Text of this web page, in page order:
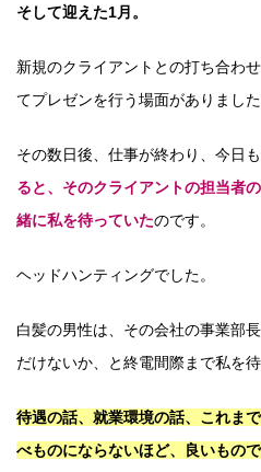
そして迎えた1月。
新規のクライアントとの打ち合わ
てプレゼンを行う場面がありました
その数日後、仕事が終わり、今日
ると、そのクライアントの担当者
緒に私を待っていたのです。
ヘッドハンティングでした。
白髪の男性は、その会社の事業部
だけないか、と終電間際まで私を待
待遇の話、就業環境の話、これま
べものにならないほど、良いもので